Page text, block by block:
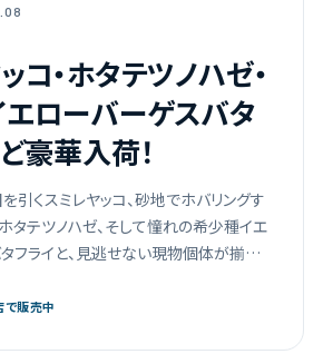
コ・ホタテツノハゼ・
ローバーゲスバタ
豪華入荷！
引くスミレヤッコ、砂地でホバリングす
タテツノハゼ、そして憧れの希少種イエ
フライと、見逃せない現物個体が揃い
販売中